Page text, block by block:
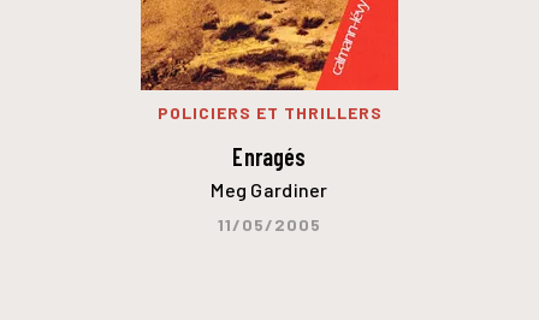
POLICIERS ET THRILLERS
Enragés
Meg Gardiner
11/05/2005